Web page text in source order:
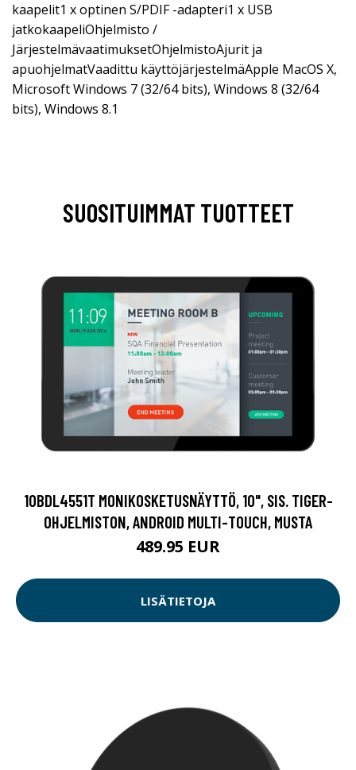
kaapelit1 x optinen S/PDIF -adapteri1 x USB
jatkokaapeliOhjelmisto /
JärjestelmävaatimuksetOhjelmistoAjurit ja
apuohjelmatVaadittu käyttöjärjestelmäApple MacOS X,
Microsoft Windows 7 (32/64 bits), Windows 8 (32/64
bits), Windows 8.1
SUOSITUIMMAT TUOTTEET
10BDL4551T MONIKOSKETUSNÄYTTÖ, 10", SIS. TIGER-
OHJELMISTON, ANDROID MULTI-TOUCH, MUSTA
489.95 EUR
LISÄTIETOJA